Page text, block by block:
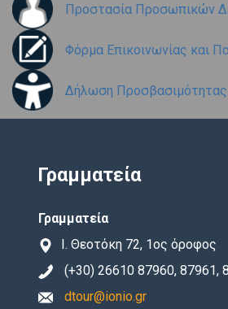
Προστασία Προσωπικών
Φόρμα Επικοινωνίας και
Δήλωση Προσβασιμότητας
Γραμματεία
Γραμματεία
Ι. Θεοτόκη 72, 1ος όροφος
(+30) 26610 87960, 87961,
dtour@ionio.gr